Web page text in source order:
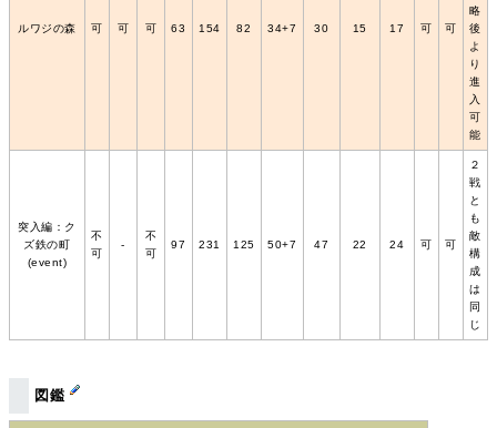
ルワジの森 可 可 可 63 154 82 34+7 30 15 17 可 可
略
後
よ
り
進
入
可
能
突入編：ク
ズ鉄の町
(event)
不
可
‐
不
可
97 231 125 50+7 47 22 24 可 可
２
戦
と
も
敵
構
成
は
同
じ
図鑑